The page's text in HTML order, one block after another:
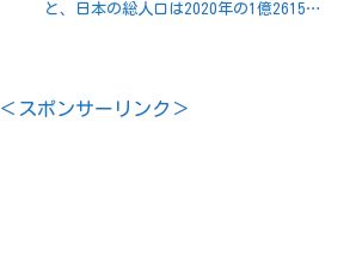
と、日本の総人口は2020年の1億2615万
＜スポンサーリンク＞